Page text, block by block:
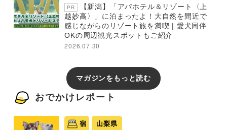
PR
【新潟】「アパホテル＆リゾート〈上
越妙高〉」に泊まったよ！大自然を間近で
感じながらのリゾート旅を満喫 | 愛犬同伴
OKの周辺観光スポットもご紹介
2026.07.30
マガジンをもっと読む
おでかけレポート
宿 山梨県